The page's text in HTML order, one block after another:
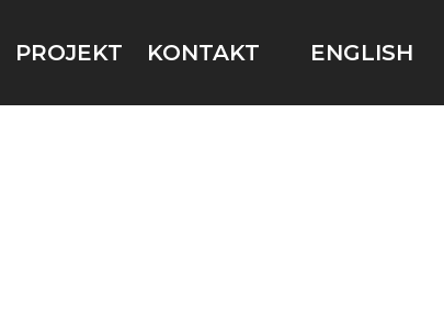
PROJEKT KONTAKT ENGLISH